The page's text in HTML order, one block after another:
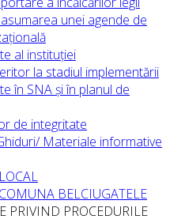
unei agende de
al instituției
la stadiul implementării
în SNA și în planul de
de integritate
Materiale informative
BELCIUGATELE
PRIVIND PROCEDURILE